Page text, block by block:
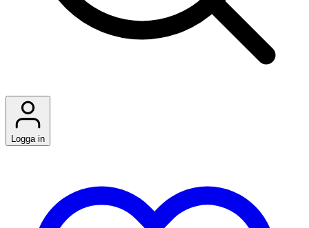
Logga in